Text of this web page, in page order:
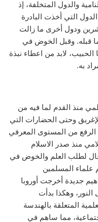
والدول المتخلفة، إذ
التي أخذت البادرة
ودول أخرى ما زالت
قبله. وقبل الخوض في
لابد من اعطاء نبذة
به.
منذ القدم لما فيه من
وحتى الحضارات التي
من المستوى المعرفي
منذ صدر الاسلام
لطلب العلم والخوض في
علماء المسلمين
جديدة أخرجت أوروبا
وهكذا بدأت
المتعلقة بالهندسة
مما ساهم في